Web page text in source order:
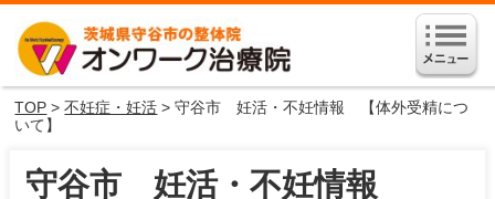
TOP >不妊症・妊活 > 守谷市 妊活・不妊情報 【体外受精につ
いて】
守谷市 妊活・不妊情報